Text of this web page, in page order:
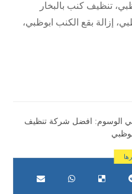
تنظيف كنب بالبخار
إزالة بقع الكنب ابوظبي،
الوسوم: افضل شركة تنظيف